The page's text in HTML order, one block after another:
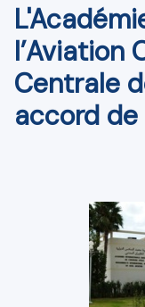
l’Aviation
Centrale
accord